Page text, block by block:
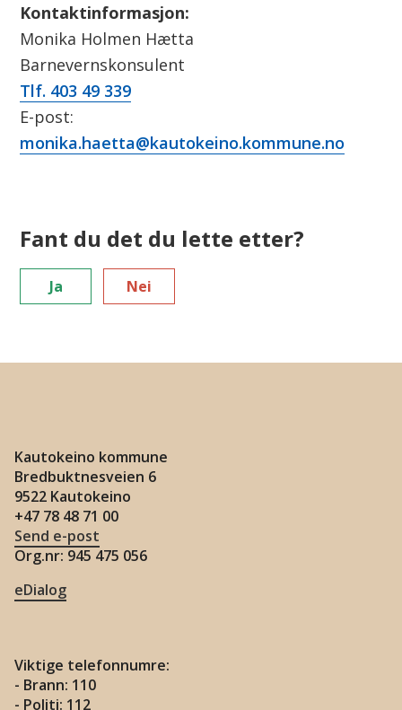
Kontaktinformasjon:
Monika Holmen Hætta
Barnevernskonsulent
Tlf. 403 49 339
E-post:
monika.haetta@kautokeino.kommune.no
Fant du det du lette etter?
Ja Nei
Kautokeino kommune
Bredbuktnesveien 6
9522 Kautokeino
+47 78 48 71 00
Send e-post
Org.nr: 945 475 056
eDialog
Viktige telefonnumre:
- Brann: 110
- Politi: 112